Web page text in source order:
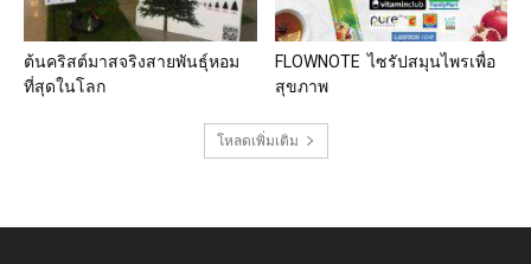
ต้นคริสต์มาสจริงสายพันธุ์หอม
ที่สุดในโลก
FLOWNOTE ไซรัปสมุนไพรเพื่อ
สุขภาพ
โหลดเพิ่มเติม